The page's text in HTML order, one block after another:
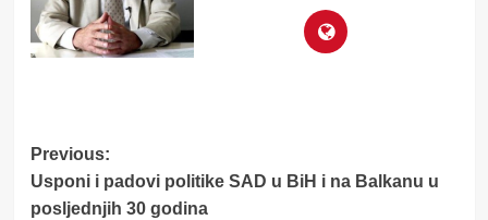
Post
navigation
Previous:
Usponi i padovi politike SAD u BiH i na Balkanu u
posljednjih 30 godina